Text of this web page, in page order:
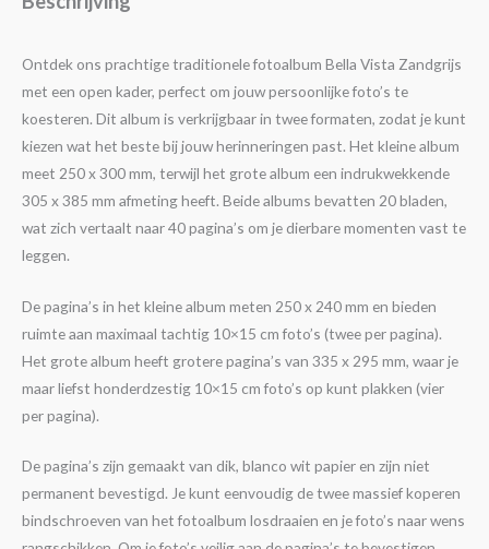
Ontdek ons prachtige traditionele fotoalbum Bella Vista Zandgrijs
met een open kader, perfect om jouw persoonlijke foto’s te
koesteren. Dit album is verkrijgbaar in twee formaten, zodat je kunt
kiezen wat het beste bij jouw herinneringen past. Het kleine album
meet 250 x 300 mm, terwijl het grote album een indrukwekkende
305 x 385 mm afmeting heeft. Beide albums bevatten 20 bladen,
wat zich vertaalt naar 40 pagina’s om je dierbare momenten vast te
leggen.
De pagina’s in het kleine album meten 250 x 240 mm en bieden
ruimte aan maximaal tachtig 10×15 cm foto’s (twee per pagina).
Het grote album heeft grotere pagina’s van 335 x 295 mm, waar je
maar liefst honderdzestig 10×15 cm foto’s op kunt plakken (vier
per pagina).
De pagina’s zijn gemaakt van dik, blanco wit papier en zijn niet
permanent bevestigd. Je kunt eenvoudig de twee massief koperen
bindschroeven van het fotoalbum losdraaien en je foto’s naar wens